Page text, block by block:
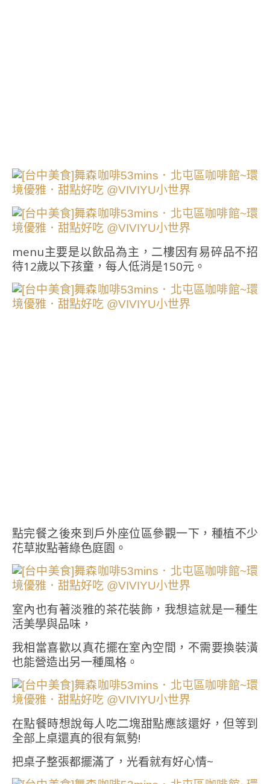
menu主要是以飲品為主，二樓因有易碎品不招
待12歲以下孩童，每人低消是150元。
點完餐之後來到戶外座位區參觀一下，種植不少
花草妝點著綠色庭園。
室內也有著淡雅的茶花裝飾，我想這就是一種生
活美學與品味，
我相當喜歡以真花擺在室內空間，不需要換裝潢
也能營造出另一種風格。
在點餐時想說每人吃二塊甜點應該還好，但等到
全部上桌還真的很有氣勢!
把桌子整張都擺滿了，光看就有好心情~